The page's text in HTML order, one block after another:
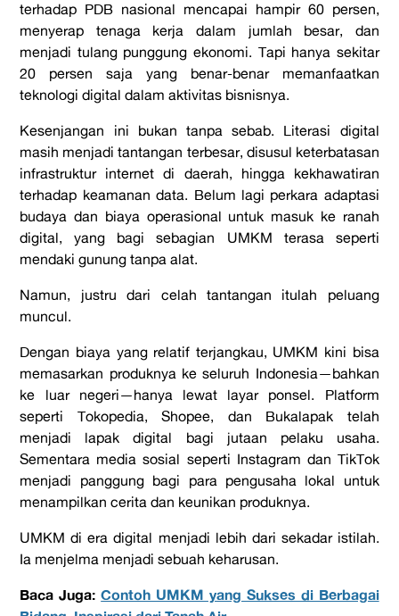
terhadap PDB nasional mencapai hampir 60 persen,
menyerap tenaga kerja dalam jumlah besar, dan
menjadi tulang punggung ekonomi. Tapi hanya sekitar
20 persen saja yang benar-benar memanfaatkan
teknologi digital dalam aktivitas bisnisnya.
Kesenjangan ini bukan tanpa sebab. Literasi digital
masih menjadi tantangan terbesar, disusul keterbatasan
infrastruktur internet di daerah, hingga kekhawatiran
terhadap keamanan data. Belum lagi perkara adaptasi
budaya dan biaya operasional untuk masuk ke ranah
digital, yang bagi sebagian UMKM terasa seperti
mendaki gunung tanpa alat.
Namun, justru dari celah tantangan itulah peluang
muncul.
Dengan biaya yang relatif terjangkau, UMKM kini bisa
memasarkan produknya ke seluruh Indonesia—bahkan
ke luar negeri—hanya lewat layar ponsel. Platform
seperti Tokopedia, Shopee, dan Bukalapak telah
menjadi lapak digital bagi jutaan pelaku usaha.
Sementara media sosial seperti Instagram dan TikTok
menjadi panggung bagi para pengusaha lokal untuk
menampilkan cerita dan keunikan produknya.
UMKM di era digital menjadi lebih dari sekadar istilah.
Ia menjelma menjadi sebuah keharusan.
Baca Juga:Contoh UMKM yang Sukses di Berbagai